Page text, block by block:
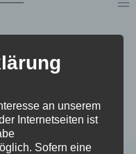
an unserem
Internetseiten ist
Sofern eine